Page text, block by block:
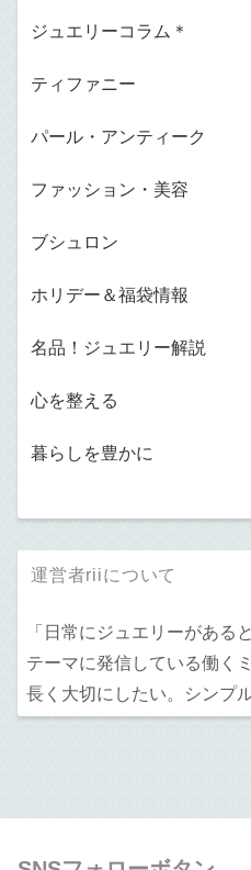
ジュエリーコラム＊
ティファニー
パール・アンティーク
ファッション・美容
ブシュロン
ホリデー＆福袋情報
名品！ジュエリー解説
心を整える
暮らしを豊かに
運営者riiについて
「日常にジュエリーがある
テーマに発信している働く
長く大切にしたい。シンプ